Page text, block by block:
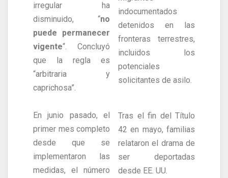
irregular ha
disminuido, “no
puede permanecer
vigente“. Concluyó
que la regla es
“arbitraria y
caprichosa”.
En junio pasado, el
primer mes completo
desde que se
implementaron las
medidas, el número
indocumentados
detenidos en las
fronteras terrestres,
incluidos los
potenciales
solicitantes de asilo.
Tras el fin del Título
42 en mayo, familias
relataron el drama de
ser deportadas
desde EE. UU.